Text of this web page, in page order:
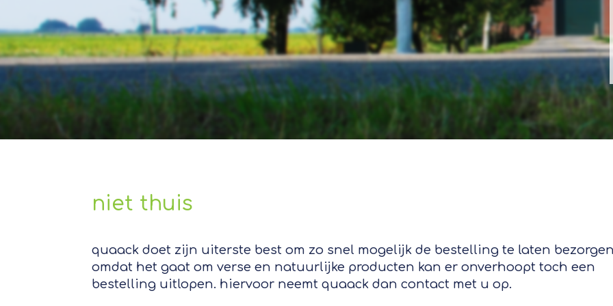
niet thuis
quaack doet zijn uiterste best om zo snel mogelijk de bestelling te laten
omdat het gaat om verse en natuurlijke producten kan er onverhoopt toch een
bestelling uitlopen. hiervoor neemt quaack dan contact met u op.